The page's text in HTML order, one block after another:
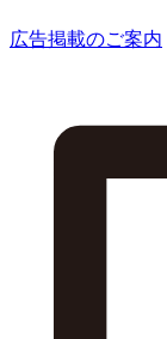
広告掲載のご案内